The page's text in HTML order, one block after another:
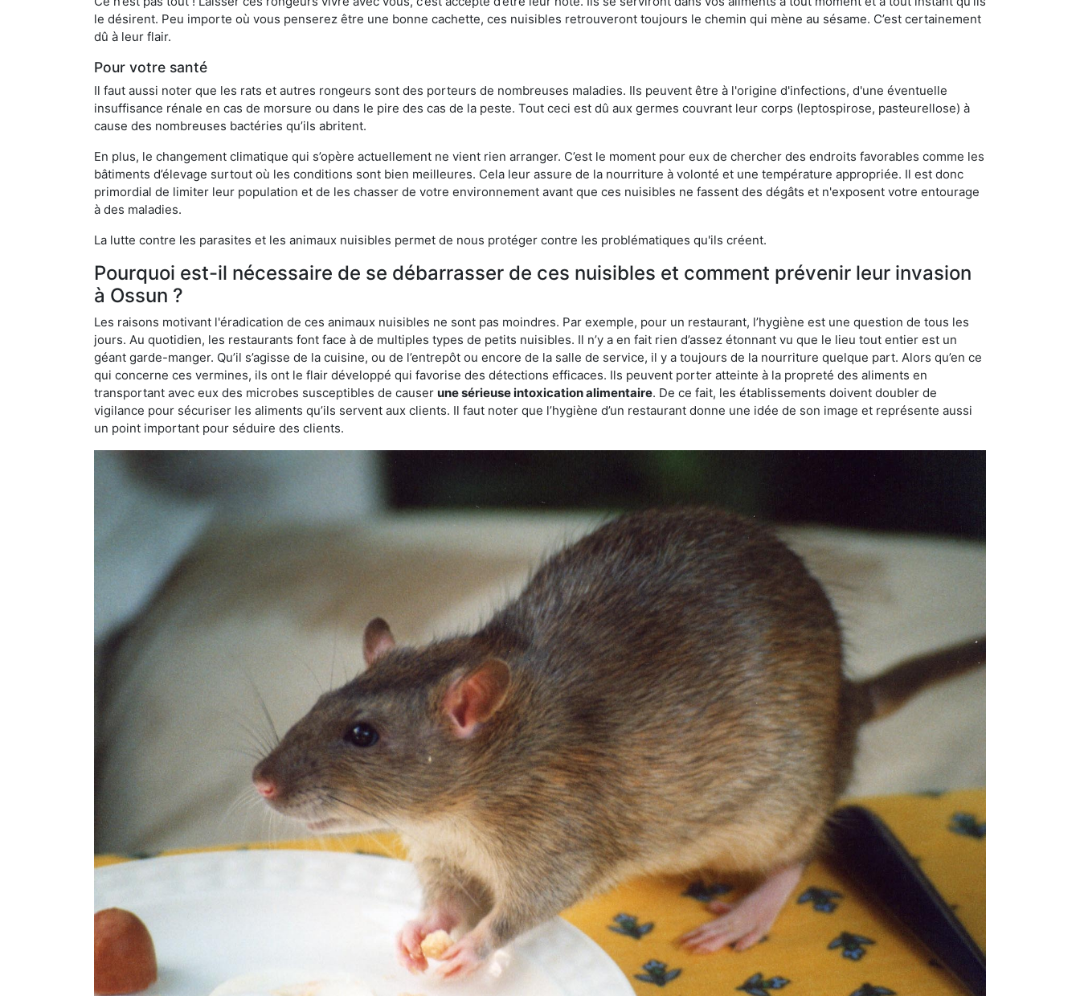
le désirent. Peu importe où vous penserez être une bonne cachette, ces nuisibles retrouveront toujours le chemin qui mène au sésame. C’est certainement
dû à leur flair.
Pour votre santé
Il faut aussi noter que les rats et autres rongeurs sont des porteurs de nombreuses maladies. Ils peuvent être à l'origine d'infections, d'une éventuelle
insuffisance rénale en cas de morsure ou dans le pire des cas de la peste. Tout ceci est dû aux germes couvrant leur corps (leptospirose, pasteurellose) à
cause des nombreuses bactéries qu’ils abritent.
En plus, le changement climatique qui s’opère actuellement ne vient rien arranger. C’est le moment pour eux de chercher des endroits favorables comme les
bâtiments d’élevage surtout où les conditions sont bien meilleures. Cela leur assure de la nourriture à volonté et une température appropriée. Il est donc
primordial de limiter leur population et de les chasser de votre environnement avant que ces nuisibles ne fassent des dégâts et n'exposent votre entourage
à des maladies.
La lutte contre les parasites et les animaux nuisibles permet de nous protéger contre les problématiques qu'ils créent.
Pourquoi est-il nécessaire de se débarrasser de ces nuisibles et comment prévenir leur invasion
à Ossun ?
Les raisons motivant l'éradication de ces animaux nuisibles ne sont pas moindres. Par exemple, pour un restaurant, l’hygiène est une question de tous les
jours. Au quotidien, les restaurants font face à de multiples types de petits nuisibles. Il n’y a en fait rien d’assez étonnant vu que le lieu tout entier est un
géant garde-manger. Qu’il s’agisse de la cuisine, ou de l’entrepôt ou encore de la salle de service, il y a toujours de la nourriture quelque part. Alors qu’en ce
qui concerne ces vermines, ils ont le flair développé qui favorise des détections efficaces. Ils peuvent porter atteinte à la propreté des aliments en
transportant avec eux des microbes susceptibles de causer une sérieuse intoxication alimentaire. De ce fait, les établissements doivent doubler de
vigilance pour sécuriser les aliments qu’ils servent aux clients. Il faut noter que l’hygiène d’un restaurant donne une idée de son image et représente aussi
un point important pour séduire des clients.